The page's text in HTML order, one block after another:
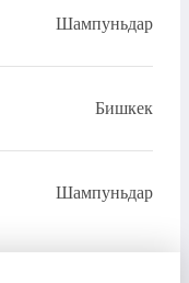
Шампуньдар
Бишкек
Шампуньдар